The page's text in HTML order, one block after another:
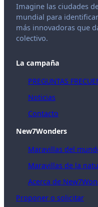
Imagine las ciudades
mundial para
más innovadoras que
colectivo.
La campaña
PREGUNTAS
Noticias
Contacto
New7Wonders
Maravillas del
Maravillas de la
Acerca de
Proponer o solicitar